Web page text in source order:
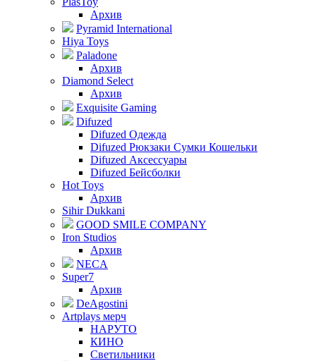
Архив
Pyramid International
Hiya Toys
Paladone
Архив
Diamond Select
Архив
Exquisite Gaming
Difuzed
Difuzed Одежда
Difuzed Рюкзаки Сумки Кошельки
Difuzed Аксессуары
Difuzed Бейсболки
Hot Toys
Архив
Sihir Dukkani
GOOD SMILE COMPANY
Iron Studios
Архив
NECA
Super7
Архив
DeAgostini
Artplays мерч
НАРУТО
КИНО
Светильники